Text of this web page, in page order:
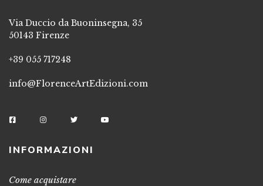
Via Duccio da Buoninsegna, 35
50143 Firenze
+39 055 717248
info@FlorenceArtEdizioni.com
INFORMAZIONI
Come acquistare